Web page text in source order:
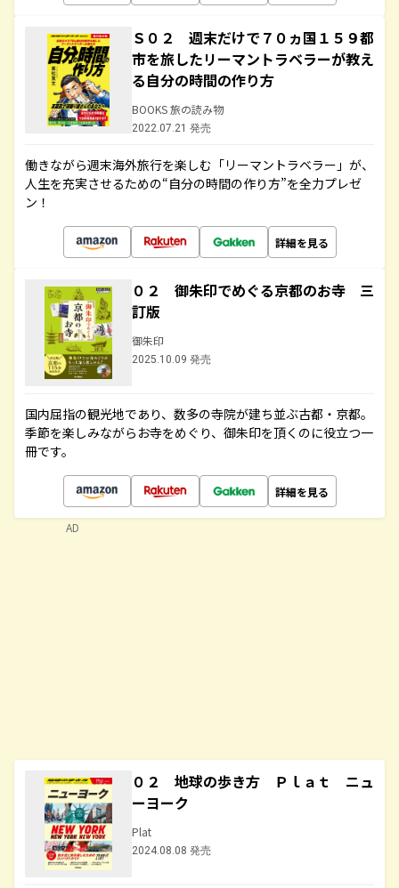
Ｓ０２ 週末だけで７０ヵ国１５９都
市を旅したリーマントラベラーが教え
る自分の時間の作り方
BOOKS 旅の読み物
2022.07.21 発売
働きながら週末海外旅行を楽しむ「リーマントラベラー」が、
人生を充実させるための“自分の時間の作り方”を全力プレゼ
ン！
詳細を見る
０２ 御朱印でめぐる京都のお寺 三
訂版
御朱印
2025.10.09 発売
国内屈指の観光地であり、数多の寺院が建ち並ぶ古都・京都。
季節を楽しみながらお寺をめぐり、御朱印を頂くのに役立つ一
冊です。
詳細を見る
０２ 地球の歩き方 Ｐｌａｔ ニュ
ーヨーク
Plat
2024.08.08 発売
AD